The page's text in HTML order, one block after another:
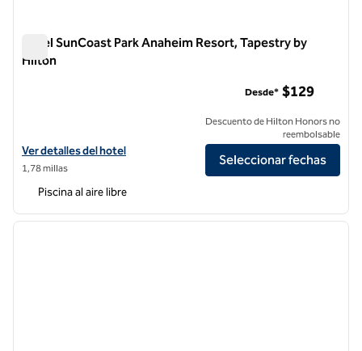
Hotel SunCoast Park Anaheim Resort, Tapestry by
Hilton
Ver detalles del hotel SunCoast Park Hotel Anaheim Resort,
Ver detalles del hotel
1,78 millas
Desde* $129
Descuento de Hilton Honors no
reembolsable
Seleccionar fechas
Piscina al aire libre
1 de 12